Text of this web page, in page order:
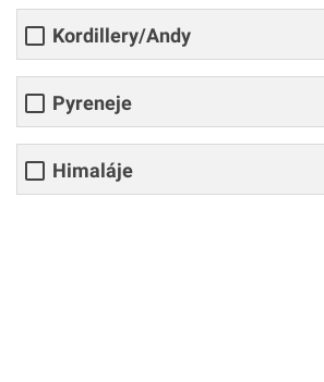
Kordillery/Andy
Pyreneje
Himaláje